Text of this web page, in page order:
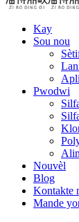
Kay
Sou nou
Pwodwi
Nouvèl
Blog
Kontakte
Mande